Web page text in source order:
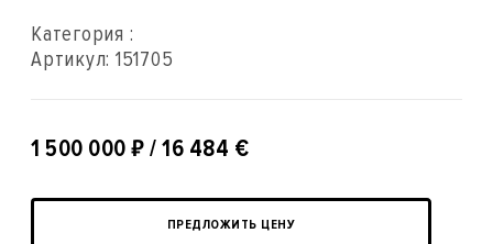
Категория :
Артикул: 151705
1 500 000 ₽ / 16 484 €
ПРЕДЛОЖИТЬ ЦЕНУ